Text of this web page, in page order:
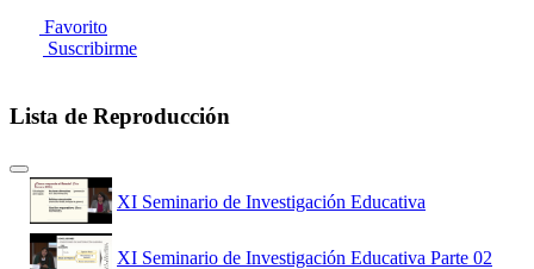
Favorito
Suscribirme
Lista de Reproducción
XI Seminario de Investigación Educativa
XI Seminario de Investigación Educativa Parte 02